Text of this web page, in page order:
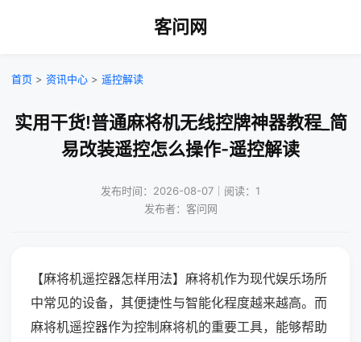
客问网
首页 > 资讯中心 > 遥控解读
实用干货!普通麻将机无线控牌神器教程_简
易改装遥控怎么操作-遥控解读
发布时间：2026-08-07｜阅读：1
发布者：客问网
【麻将机遥控器怎样用法】麻将机作为现代娱乐场所
中常见的设备，其便捷性与智能化程度越来越高。而
麻将机遥控器作为控制麻将机的重要工具，能够帮助